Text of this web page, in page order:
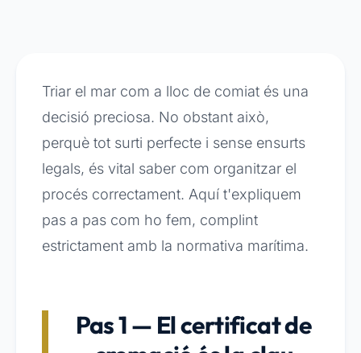
Triar el mar com a lloc de comiat és una
decisió preciosa. No obstant això,
perquè tot surti perfecte i sense ensurts
legals, és vital saber com organitzar el
procés correctament. Aquí t'expliquem
pas a pas com ho fem, complint
estrictament amb la normativa marítima.
Pas 1 — El certificat de